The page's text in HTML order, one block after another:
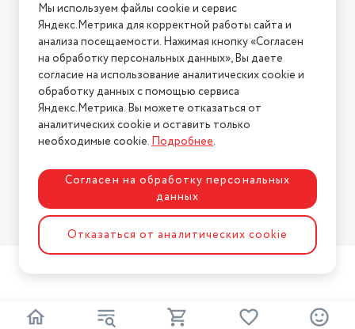
Условия возврата
Нашли ошибку на сайте? Напишите нам
2026 © Интернет-магазин "АстМаркет". У нас есть всё!
Политика конфиденциальности
Разработка сайтаASTDESIGN
Мы используем файлы cookie и сервис
Яндекс.Метрика для корректной работы сайта и
анализа посещаемости. Нажимая кнопку «Согласен
на обработку персональных данных», Вы даете
согласие на использование аналитических cookie и
обработку данных с помощью сервиса
Яндекс.Метрика. Вы можете отказаться от
аналитических cookie и оставить только
необходимые cookie.Подробнее.
Согласен на обработку персональных
данных
Отказаться от аналитических cookie